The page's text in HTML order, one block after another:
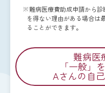
※難病医療費助成申請から診
を得ない理由がある場合は
ることができます。
難病医
「一般」
Aさんの自